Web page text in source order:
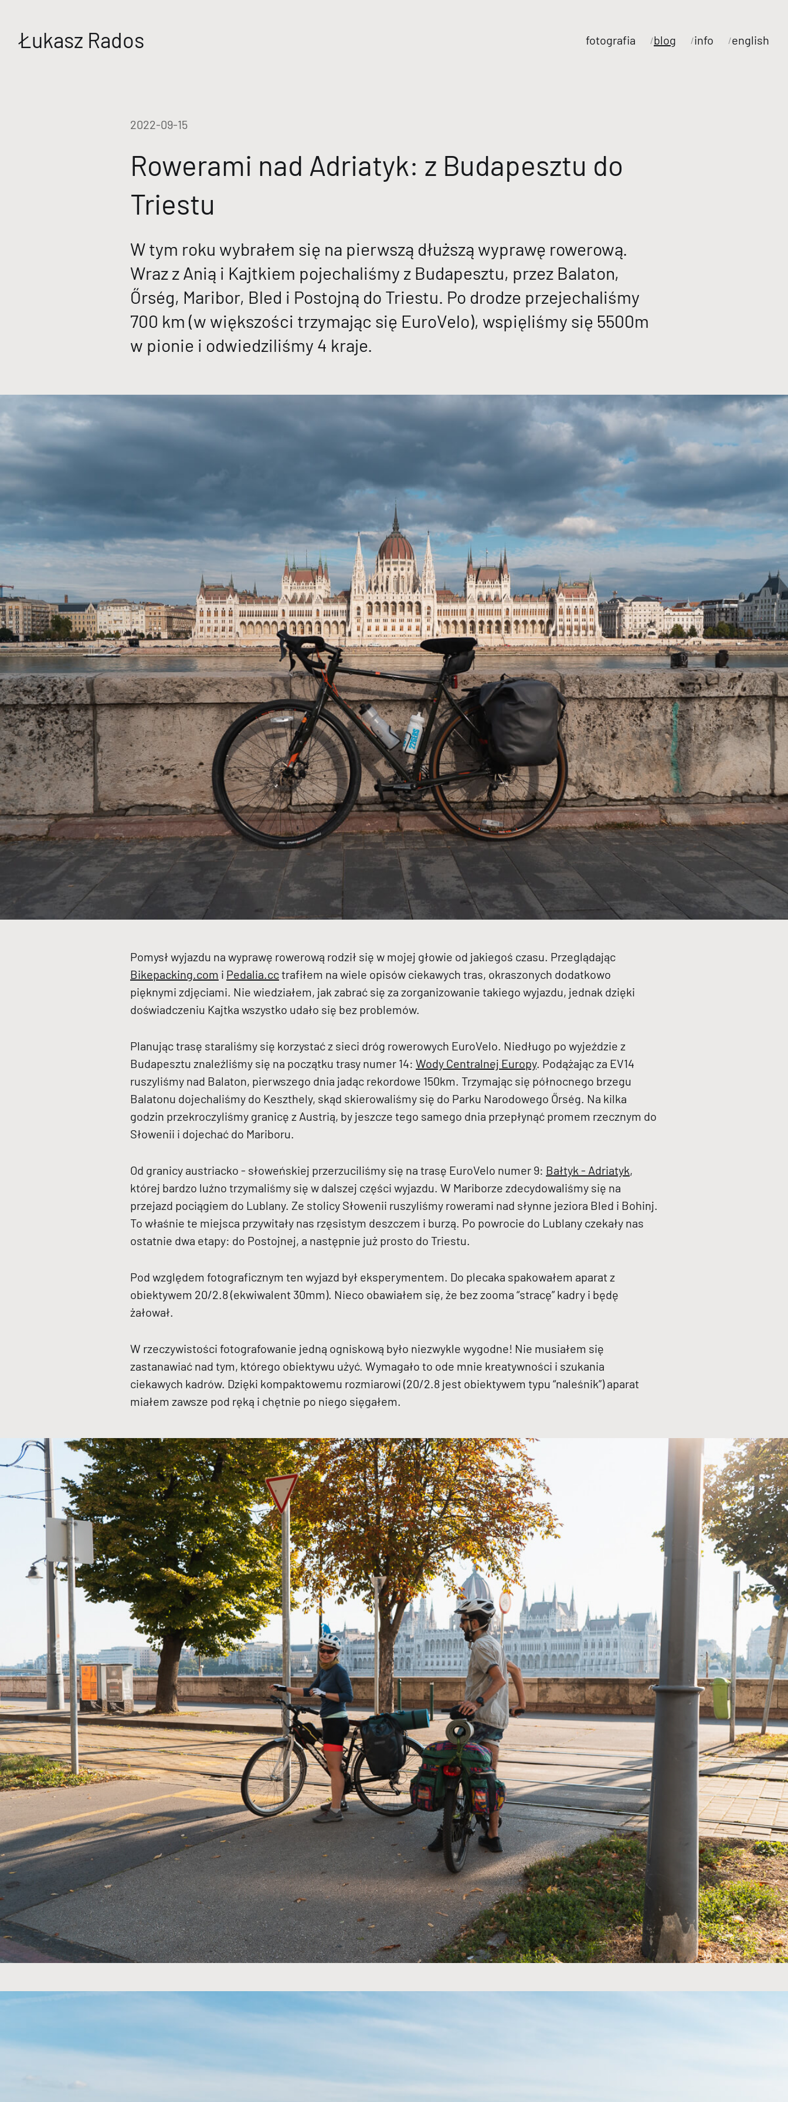
Łukasz Rados fotografia blog info english
2022-09-15
Rowerami nad Adriatyk: z Budapesztu do
Triestu
W tym roku wybrałem się na pierwszą dłuższą wyprawę rowerową.
Wraz z Anią i Kajtkiem pojechaliśmy z Budapesztu, przez Balaton,
Őrség, Maribor, Bled i Postojną do Triestu. Po drodze przejechaliśmy
700 km (w większości trzymając się EuroVelo), wspięliśmy się 5500m
w pionie i odwiedziliśmy 4 kraje.
Pomysł wyjazdu na wyprawę rowerową rodził się w mojej głowie od jakiegoś czasu. Przeglądając
Bikepacking.com i Pedalia.cctrafiłem na wiele opisów ciekawych tras, okraszonych dodatkowo
pięknymi zdjęciami. Nie wiedziałem, jak zabrać się za zorganizowanie takiego wyjazdu, jednak dzięki
doświadczeniu Kajtka wszystko udało się bez problemów.
Planując trasę staraliśmy się korzystać z sieci dróg rowerowych EuroVelo. Niedługo po wyjeździe z
Budapesztu znaleźliśmy się na początku trasy numer 14: Wody Centralnej Europy. Podążając za EV14
ruszyliśmy nad Balaton, pierwszego dnia jadąc rekordowe 150km. Trzymając się północnego brzegu
Balatonu dojechaliśmy do Keszthely, skąd skierowaliśmy się do Parku Narodowego Őrség. Na kilka
godzin przekroczyliśmy granicę z Austrią, by jeszcze tego samego dnia przepłynąć promem rzecznym do
Słowenii i dojechać do Mariboru.
Od granicy austriacko - słoweńskiej przerzuciliśmy się na trasę EuroVelo numer 9: Bałtyk - Adriatyk,
której bardzo luźno trzymaliśmy się w dalszej części wyjazdu. W Mariborze zdecydowaliśmy się na
przejazd pociągiem do Lublany. Ze stolicy Słowenii ruszyliśmy rowerami nad słynne jeziora Bled i Bohinj.
To właśnie te miejsca przywitały nas rzęsistym deszczem i burzą. Po powrocie do Lublany czekały nas
ostatnie dwa etapy: do Postojnej, a następnie już prosto do Triestu.
Pod względem fotograficznym ten wyjazd był eksperymentem. Do plecaka spakowałem aparat z
obiektywem 20/2.8 (ekwiwalent 30mm). Nieco obawiałem się, że bez zooma “stracę” kadry i będę
żałował.
W rzeczywistości fotografowanie jedną ogniskową było niezwykle wygodne! Nie musiałem się
zastanawiać nad tym, którego obiektywu użyć. Wymagało to ode mnie kreatywności i szukania
ciekawych kadrów. Dzięki kompaktowemu rozmiarowi (20/2.8 jest obiektywem typu “naleśnik”) aparat
miałem zawsze pod ręką i chętnie po niego sięgałem.